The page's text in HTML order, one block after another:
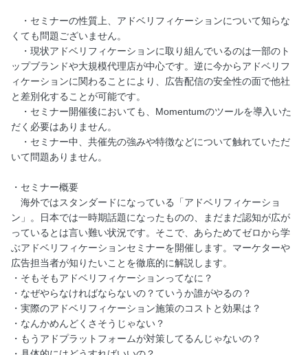
・セミナーの性質上、アドベリフィケーションについて知らな
くても問題ございません。
・現状アドベリフィケーションに取り組んでいるのは一部のト
ップブランドや大規模代理店が中心です。逆に今からアドベリフ
ィケーションに関わることにより、広告配信の安全性の面で他社
と差別化することが可能です。
・セミナー開催後においても、Momentumのツールを導入いた
だく必要はありません。
・セミナー中、共催先の強みや特徴などについて触れていただ
いて問題ありません。
・セミナー概要
海外ではスタンダードになっている「アドベリフィケーショ
ン」。日本では一時期話題になったものの、まだまだ認知が広が
っているとは言い難い状況です。そこで、あらためてゼロから学
ぶアドベリフィケーションセミナーを開催します。マーケターや
広告担当者が知りたいことを徹底的に解説します。
・そもそもアドベリフィケーションってなに？
・なぜやらなければならないの？ていうか誰がやるの？
・実際のアドベリフィケーション施策のコストと効果は？
・なんかめんどくさそうじゃない？
・もうアドプラットフォームが対策してるんじゃないの？